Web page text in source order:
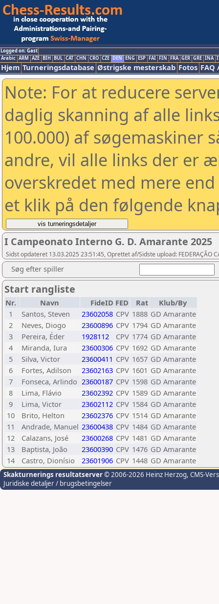
Logged on: Gast
Arabic ARM AZE BIH BUL CAT CHN CRO CZE DEN ENG ESP FAI FIN FRA GER GRE INA
Hjem Turneringsdatabase Østrigske mesterskab Fotos FAQ
Note: For at reducere
daglig skanning af alle
100.000) af søgemaskiner
andre, vil alle links der er
overskredet med mere
et klik på den følgende
I Campeonato Interno G. D. Amarante 2025
Sidst opdateret 13.03.2025 23:51:45, Oprettet af/Sidste upload: FEDERAÇÃO
Søg efter spiller
Start rangliste
Nr. Navn FideID FED Rat
Klub/By
1
Santos, Steven 23602058 CPV 1888 GD Amarante
2
Neves, Diogo 23600896 CPV 1794 GD Amarante
3
Pereira, Éder 1928112 CPV 1774 GD Amarante
4
Miranda, Iura 23600306 CPV 1692 GD Amarante
5
Silva, Victor 23600411 CPV 1657 GD Amarante
6
Fortes, Adilson 23602163 CPV 1601 GD Amarante
7
Fonseca, Arlindo 23600187 CPV 1598 GD Amarante
8
Lima, Flávio 23602392 CPV 1589 GD Amarante
9
Lima, Victor 23602112 CPV 1584 GD Amarante
10
Brito, Helton 23602376 CPV 1514 GD Amarante
11
Andrade, Manuel 23600438 CPV 1484 GD Amarante
12
Calazans, José 23600268 CPV 1481 GD Amarante
13
Baptista, João 23600390 CPV 1476 GD Amarante
14
Castro, Dionísio 23601906 CPV 1448 GD Amarante
Skakturnerings resultatserver© 2006-2026 Heinz Herzog, CMS-
Juridiske detaljer / brugsbetingelser